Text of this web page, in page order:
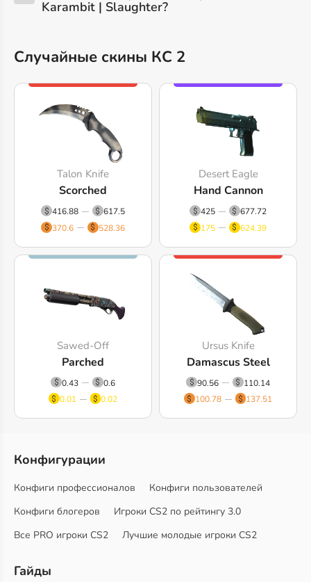
Karambit | Slaughter?
Случайные скины КС 2
Talon Knife
Scorched
416.88
617.5
370.6
528.36
Desert Eagle
Hand Cannon
425
677.72
175
624.39
Sawed-Off
Parched
0.43
0.6
0.01
0.02
Ursus Knife
Damascus Steel
90.56
110.14
100.78
137.51
Конфигурации
Конфиги профессионалов
Конфиги пользователей
Конфиги блогеров
Игроки CS2 по рейтингу 3.0
Все PRO игроки CS2
Лучшие молодые игроки CS2
Гайды